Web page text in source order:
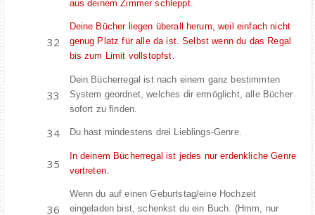
aus deinem Zimmer schleppt.
Deine Bücher liegen überall herum, weil einfach nicht
genug Platz für alle da ist. Selbst wenn du das Regal
bis zum Limit vollstopfst.
Dein Bücherregal ist nach einem ganz bestimmten
System geordnet, welches dir ermöglicht, alle Bücher
sofort zu finden.
Du hast mindestens drei Lieblings-Genre.
In deinem Bücherregal ist jedes nur erdenkliche Genre
vertreten.
Wenn du auf einen Geburtstag/eine Hochzeit
eingeladen bist, schenkst du ein Buch. (Hmm, nur